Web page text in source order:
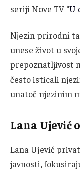
seriji Nove TV “U
Njezin prirodni
unese život u
prepoznatljivost
često isticali
unatoč njezinim
Lana Ujević
Lana Ujević
javnosti,